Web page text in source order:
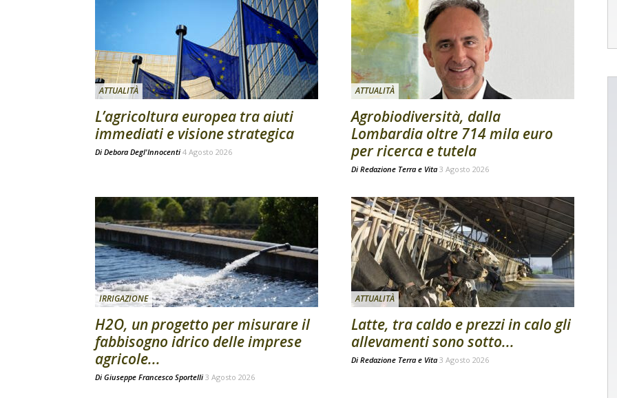
ATTUALITÀ
L’agricoltura europea tra aiuti
immediati e visione strategica
Di Debora Degl'Innocenti 4 Agosto 2026
ATTUALITÀ
Agrobiodiversità, dalla
Lombardia oltre 714 mila euro
per ricerca e tutela
Di Redazione Terra e Vita 3 Agosto 2026
IRRIGAZIONE
H2O, un progetto per misurare il
fabbisogno idrico delle imprese
agricole...
Di Giuseppe Francesco Sportelli 3 Agosto 2026
ATTUALITÀ
Latte, tra caldo e prezzi in calo gli
allevamenti sono sotto...
Di Redazione Terra e Vita 3 Agosto 2026